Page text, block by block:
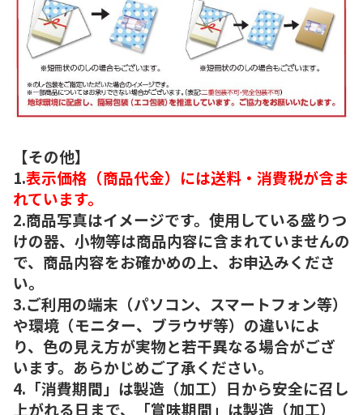
【その他】
1.表示価格（商品代金）には送料・消費税が含ま
れています。
2.商品写真はイメージです。使用している盛りつ
けの器、小物等は商品内容に含まれていませんの
で、商品内容をお確かめの上、お申込みくださ
い。
3.ご利用の端末（パソコン、スマートフォン等）
や環境（モニター、ブラウザ等）の違いによ
り、色の見え方が実物と若干異なる場合がござ
います。あらかじめご了承ください。
4.「消費期間」は製造（加工）日から安全に召し
上がれる日まで、「賞味期間」は製造（加工）